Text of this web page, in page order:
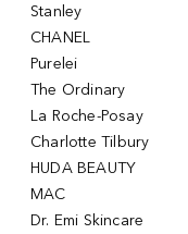
Stanley
CHANEL
Purelei
The Ordinary
La Roche-Posay
Charlotte Tilbury
HUDA BEAUTY
MAC
Dr. Emi Skincare